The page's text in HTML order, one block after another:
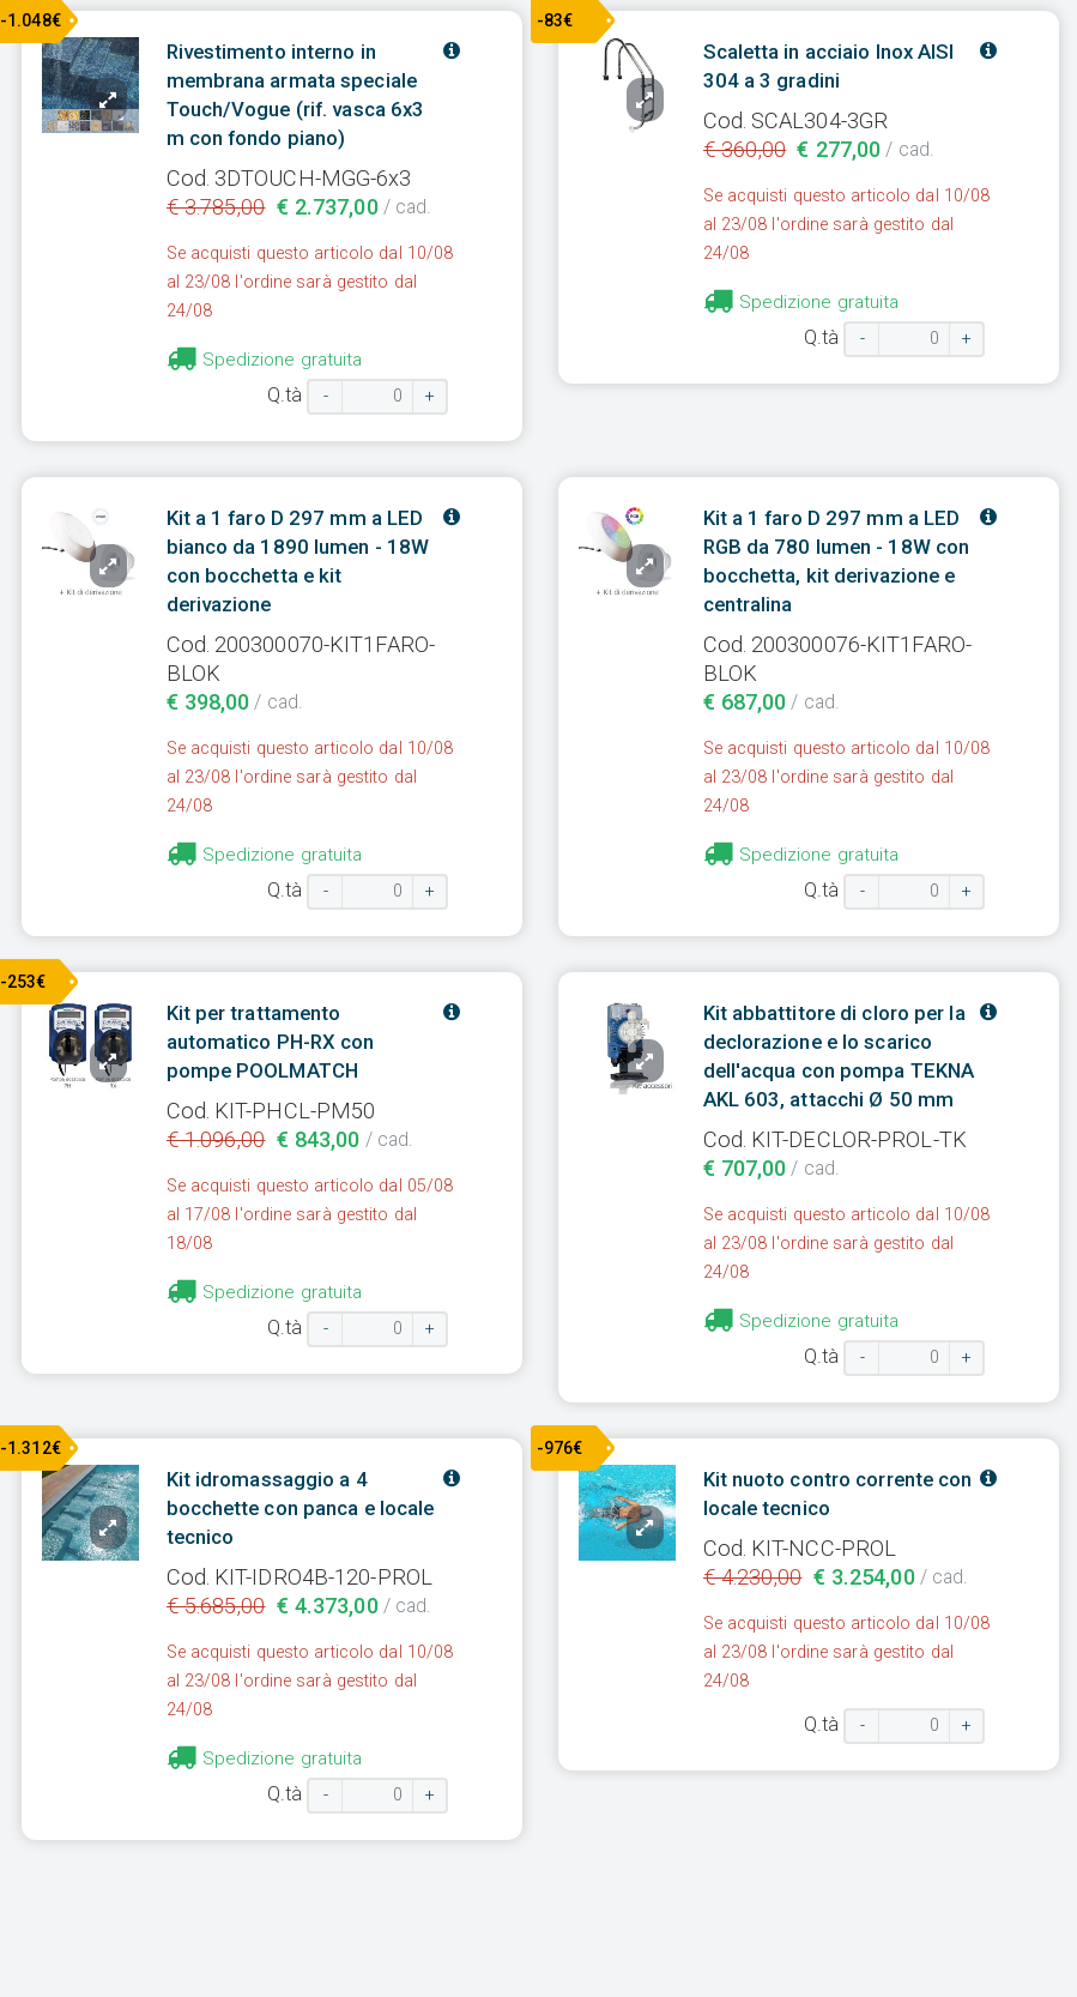
-1.048€
Rivestimento interno in
membrana armata speciale
Touch/Vogue (rif. vasca 6x3
m con fondo piano)
Cod. 3DTOUCH-MGG-6x3
€ 3.785,00 € 2.737,00/ cad.
Se acquisti questo articolo dal 10/08
al 23/08 l'ordine sarà gestito dal
24/08
Spedizione gratuita
Q.tà - +
-83€
Scaletta in acciaio Inox AISI
304 a 3 gradini
Cod. SCAL304-3GR
€ 360,00 € 277,00 / cad.
Se acquisti questo articolo dal 10/08
al 23/08 l'ordine sarà gestito dal
24/08
Spedizione gratuita
Q.tà - +
Kit a 1 faro D 297 mm a LED
bianco da 1890 lumen - 18W
con bocchetta e kit
derivazione
Cod. 200300070-KIT1FARO-
BLOK
€ 398,00 / cad.
Se acquisti questo articolo dal 10/08
al 23/08 l'ordine sarà gestito dal
24/08
Spedizione gratuita
Q.tà - +
Kit a 1 faro D 297 mm a LED
RGB da 780 lumen - 18W con
bocchetta, kit derivazione e
centralina
Cod. 200300076-KIT1FARO-
BLOK
€ 687,00 / cad.
Se acquisti questo articolo dal 10/08
al 23/08 l'ordine sarà gestito dal
24/08
Spedizione gratuita
Q.tà - +
-253€
Kit per trattamento
automatico PH-RX con
pompe POOLMATCH
Cod. KIT-PHCL-PM50
€ 1.096,00 € 843,00 / cad.
Se acquisti questo articolo dal 05/08
al 17/08 l'ordine sarà gestito dal
18/08
Spedizione gratuita
Q.tà - +
Kit abbattitore di cloro per la
declorazione e lo scarico
dell'acqua con pompa TEKNA
AKL 603, attacchi Ø 50 mm
Cod. KIT-DECLOR-PROL-TK
€ 707,00 / cad.
Se acquisti questo articolo dal 10/08
al 23/08 l'ordine sarà gestito dal
24/08
Spedizione gratuita
Q.tà - +
-1.312€
Kit idromassaggio a 4
bocchette con panca e locale
tecnico
Cod. KIT-IDRO4B-120-PROL
€ 5.685,00 € 4.373,00/ cad.
Se acquisti questo articolo dal 10/08
al 23/08 l'ordine sarà gestito dal
24/08
Spedizione gratuita
Q.tà - +
-976€
Kit nuoto contro corrente con
locale tecnico
Cod. KIT-NCC-PROL
€ 4.230,00 € 3.254,00/ cad.
Se acquisti questo articolo dal 10/08
al 23/08 l'ordine sarà gestito dal
24/08
Q.tà - +